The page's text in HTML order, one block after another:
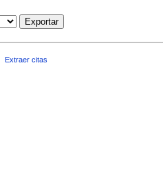
Exportar
Extraer citas